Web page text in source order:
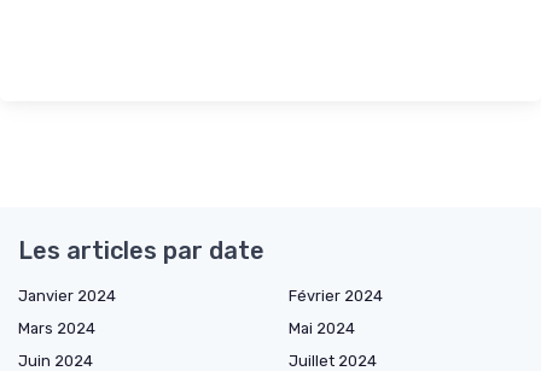
Les articles par date
Janvier 2024
Février 2024
Mars 2024
Mai 2024
Juin 2024
Juillet 2024